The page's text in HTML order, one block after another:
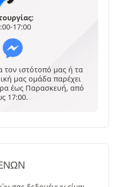
17:00
τον ιστότοπό μας ή τα
μας ομάδα παρέχει
έως Παρασκευή, από
17:00.